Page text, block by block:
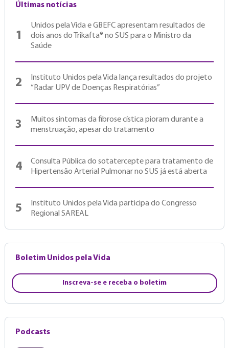
Últimas notícias
1
Unidos pela Vida e GBEFC apresentam resultados de
dois anos do Trikafta® no SUS para o Ministro da
Saúde
2
Instituto Unidos pela Vida lança resultados do projeto
“Radar UPV de Doenças Respiratórias”
3
Muitos sintomas da fibrose cística pioram durante a
menstruação, apesar do tratamento
4
Consulta Pública do sotatercepte para tratamento de
Hipertensão Arterial Pulmonar no SUS já está aberta
5
Instituto Unidos pela Vida participa do Congresso
Regional SAREAL
Boletim Unidos pela Vida
Inscreva-se e receba o boletim
Podcasts